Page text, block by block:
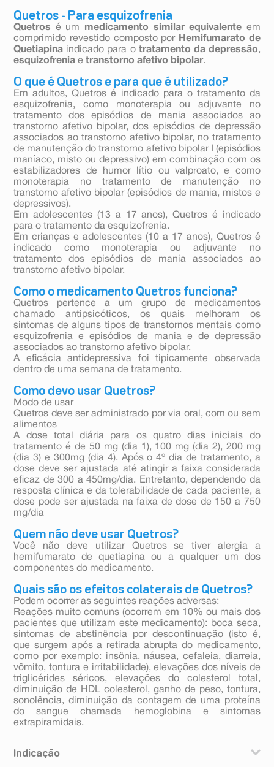
Quetros - Para esquizofrenia
Quetros é um medicamento similar equivalente em
comprimido revestido composto por Hemifumarato de
Quetiapina indicado para o tratamento da depressão,
esquizofrenia etranstorno afetivo bipolar.
O que é Quetros e para que é utilizado?
Em adultos, Quetros é indicado para o tratamento da
esquizofrenia, como monoterapia ou adjuvante no
tratamento dos episódios de mania associados ao
transtorno afetivo bipolar, dos episódios de depressão
associados ao transtorno afetivo bipolar, no tratamento
de manutenção do transtorno afetivo bipolar I (episódios
maníaco, misto ou depressivo) em combinação com os
estabilizadores de humor lítio ou valproato, e como
monoterapia no tratamento de manutenção no
transtorno afetivo bipolar (episódios de mania, mistos e
depressivos).
Em adolescentes (13 a 17 anos), Quetros é indicado
para o tratamento da esquizofrenia.
Em crianças e adolescentes (10 a 17 anos), Quetros é
indicado como monoterapia ou adjuvante no
tratamento dos episódios de mania associados ao
transtorno afetivo bipolar.
Como o medicamento Quetros funciona?
Quetros pertence a um grupo de medicamentos
chamado antipsicóticos, os quais melhoram os
sintomas de alguns tipos de transtornos mentais como
esquizofrenia e episódios de mania e de depressão
associados ao transtorno afetivo bipolar.
A eficácia antidepressiva foi tipicamente observada
dentro de uma semana de tratamento.
Como devo usar Quetros?
Modo de usar
Quetros deve ser administrado por via oral, com ou sem
alimentos
A dose total diária para os quatro dias iniciais do
tratamento é de 50 mg (dia 1), 100 mg (dia 2), 200 mg
(dia 3) e 300mg (dia 4). Após o 4º dia de tratamento, a
dose deve ser ajustada até atingir a faixa considerada
eficaz de 300 a 450mg/dia. Entretanto, dependendo da
resposta clínica e da tolerabilidade de cada paciente, a
dose pode ser ajustada na faixa de dose de 150 a 750
mg/dia
Quem não deve usar Quetros?
Você não deve utilizar Quetros se tiver alergia a
hemifumarato de quetiapina ou a qualquer um dos
componentes do medicamento.
Quais são os efeitos colaterais de Quetros?
Podem ocorrer as seguintes reações adversas:
Reações muito comuns (ocorrem em 10% ou mais dos
pacientes que utilizam este medicamento): boca seca,
sintomas de abstinência por descontinuação (isto é,
que surgem após a retirada abrupta do medicamento,
como por exemplo: insônia, náusea, cefaleia, diarreia,
vômito, tontura e irritabilidade), elevações dos níveis de
triglicérides séricos, elevações do colesterol total,
diminuição de HDL colesterol, ganho de peso, tontura,
sonolência, diminuição da contagem de uma proteína
do sangue chamada hemoglobina e sintomas
extrapiramidais.
Indicação